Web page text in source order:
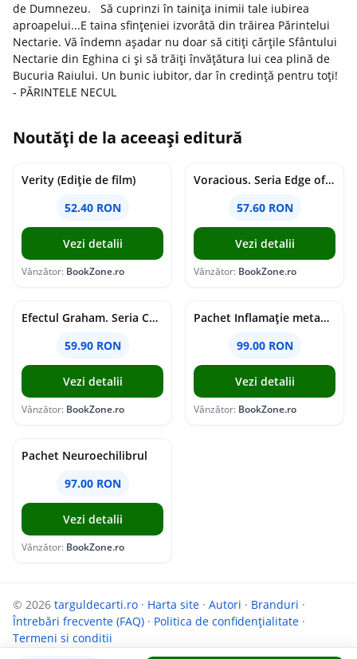
de Dumnezeu. Să cuprinzi în tainița inimii tale iubirea
aproapelui...E taina sfințeniei izvorâtă din trăirea Părintelui
Nectarie. Vă îndemn așadar nu doar să citiți cărțile Sfântului
Nectarie din Eghina ci și să trăiți învățătura lui cea plină de
Bucuria Raiului. Un bunic iubitor, dar în credință pentru toți!
- PĂRINTELE NECUL
Noutăți de la aceeași editură
Verity (Ediție de film)
52.40 RON
Vezi detalii
Vânzător: BookZone.ro
Voracious. Seria Edge of Darkness Vol.2
57.60 RON
Vezi detalii
Vânzător: BookZone.ro
Efectul Graham. Seria Campus Diaries Vol.1
59.90 RON
Vezi detalii
Vânzător: BookZone.ro
Pachet Inflamație metabolism și creier
99.00 RON
Vezi detalii
Vânzător: BookZone.ro
Pachet Neuroechilibrul
97.00 RON
Vezi detalii
Vânzător: BookZone.ro
© 2026 targuldecarti.ro · Harta site · Autori · Branduri ·
Întrebări frecvente (FAQ) · Politica de confidențialitate ·
Termeni si conditii